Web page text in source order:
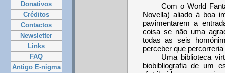
Donativos
Créditos
Contactos
Newsletter
Links
FAQ
Antigo E-nigma
Com o World
Novella) aliado à boa
pavimentarem a
coisa se não uma
todas as seis
perceber que
Uma biblioteca
biobibliografia de um